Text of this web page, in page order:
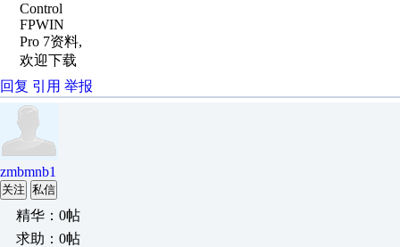
Control
FPWIN
Pro 7资料,
欢迎下载
回复 引用 举报
zmbmnb1
关注 私信
精华：0帖
求助：0帖